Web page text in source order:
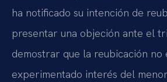
ha notificado su intención de
presentar una objeción ante el
demostrar que la reubicación no
experimentado interés del